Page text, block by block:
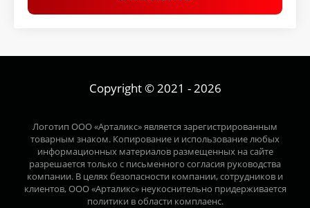
Copyright © 2021 - 2026
Логотип ООО «Арталикс» является зарегистрированным
товарным знаком. Копирование и использование любых
информационных материалов размещенных на сайте
разрешается только с письменного согласия руководства
компании. В целях безопасности компании, сотрудников и
клиентов, ООО «Арталикс» неукоснительно придерживается
политики в области комплаенс.